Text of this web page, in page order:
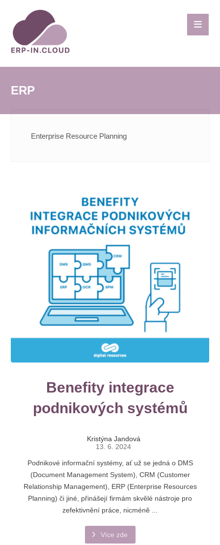
ERP
Enterprise Resource Planning
Benefity integrace
podnikových systémů
Kristýna Jandová
13. 6. 2024
Podnikové informační systémy, ať už se jedná o DMS
(Document Management System), CRM (Customer
Relationship Management), ERP (Enterprise Resources
Planning) či jiné, přinášejí firmám skvělé nástroje pro
zefektivnění práce, nicméně ...
Více zde